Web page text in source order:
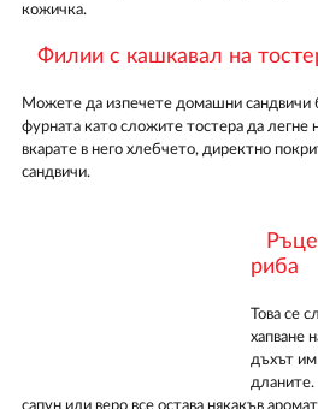
кожичка.
Филии с кашкавал на
Можете да изпечете домашни сандвичи
фурната като сложите тостера да легне
вкарате в него хлебчето, директно
сандвичи.
риба
Това се
хапване
дъхът им
дланите.